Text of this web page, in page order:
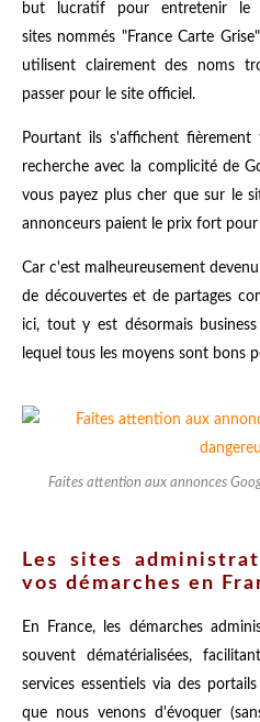
but lucratif pour entretenir le
sites nommés "France Carte
utilisent clairement des noms
passer pour le site officiel.
Pourtant ils s'affichent
recherche avec la complicité de
vous payez plus cher que sur le
annonceurs paient le prix fort pour
Car c'est malheureusement
de découvertes et de partages
ici, tout y est désormais
lequel tous les moyens sont bons
Faites attention aux annonces
Les sites
vos démarches en
En France, les démarches
souvent dématérialisées,
services essentiels via des
que nous venons d'évoquer